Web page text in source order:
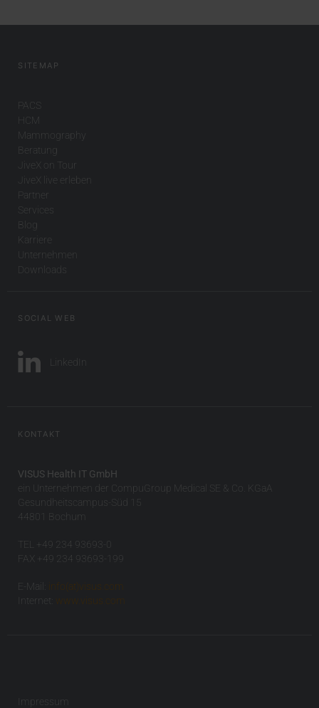
SITEMAP
PACS
HCM
Mammography
Beratung
JiveX on Tour
JiveX live erleben
Partner
Services
Blog
Karriere
Unternehmen
Downloads
SOCIAL WEB
LinkedIn
KONTAKT
VISUS Health IT GmbH
ein Unternehmen der CompuGroup Medical SE & Co. KGaA
Gesundheitscampus-Süd 15
44801 Bochum
TEL +49 234 93693-0
FAX +49 234 93693-199
E-Mail:
info(at)visus.com
Internet:
www.visus.com
Impressum